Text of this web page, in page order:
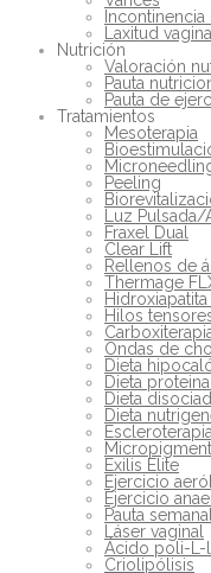
Incontinencia
Laxitud vaginal
Nutrición
Valoración
Pauta
Pauta de
Tratamientos
Mesoterapia
Peeling
Luz Pulsada/
Fraxel Dual
Clear Lift
Rellenos de
Thermage
Hilos
Ondas de
Dieta
Dieta
Dieta
Dieta
Escleroterapia
Exilis Elite
Ejercicio
Ejercicio
Pauta semanal
Láser vaginal
Ácido poli-L-
Criolipólisis